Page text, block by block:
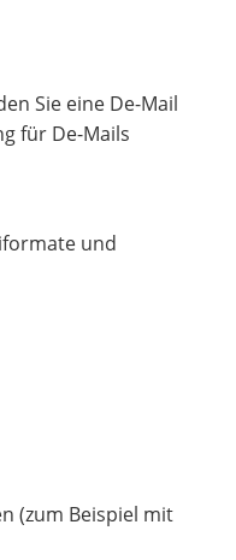
Sie eine De-Mail
für De-Mails
und
(zum Beispiel mit